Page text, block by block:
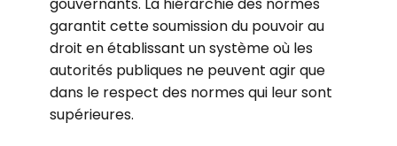
garantit cette soumission du pouvoir au
droit en établissant un système où les
autorités publiques ne peuvent agir que
dans le respect des normes qui leur sont
supérieures.